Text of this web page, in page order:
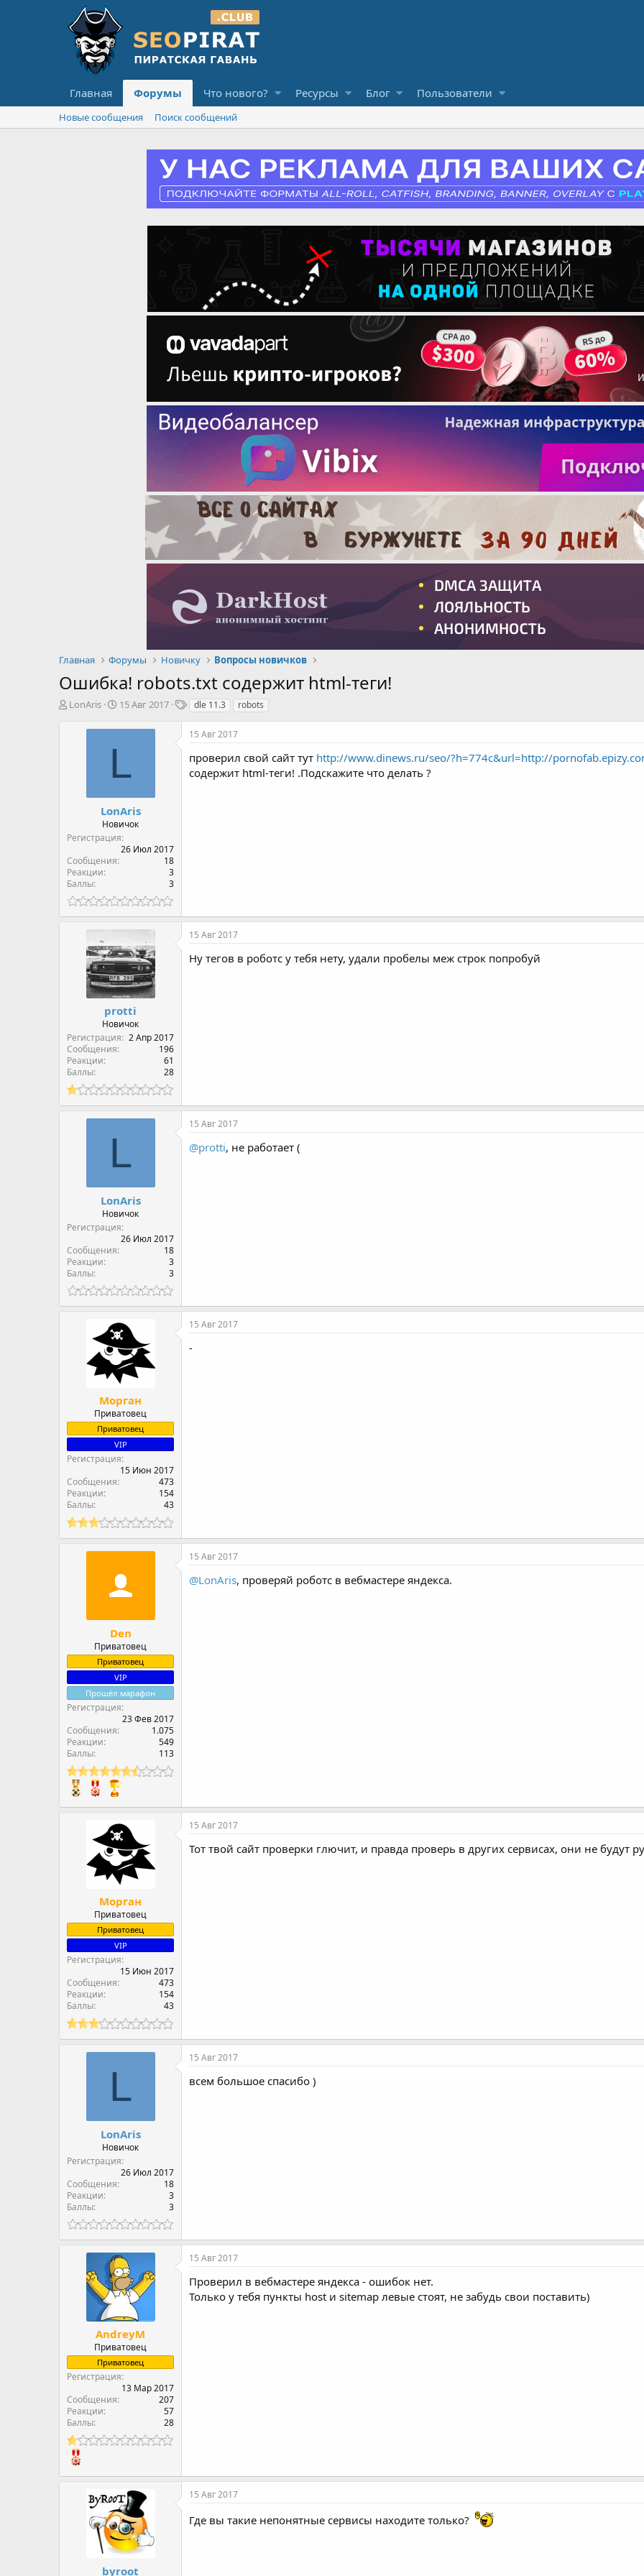
Главная Форумы Что нового? Ресурсы Блог Пользователи
Новые сообщения Поиск сообщений
Главная Форумы Новичку Вопросы новичков
Ошибка! robots.txt содержит html-теги!
АLonAris
Д
т
ч
л
а
15 Авг 2017
Т
г
dle 11.3 robots
L
LonAris
Новичок
Регистрация
26 Июл 2017
Сообщения
18
Реакции
3
Баллы
3
15 Авг 2017
проверил свой сайт тут http://www.dinews.ru/seo/?h=774c&url=http://
содержит html-теги! .Подскажите что делать ?
protti
Новичок
Регистрация
2 Апр 2017
Сообщения
196
Реакции
61
Баллы
28
15 Авг 2017
Ну тегов в роботс у тебя нету, удали пробелы меж строк попробуй
L
LonAris
Новичок
Регистрация
26 Июл 2017
Сообщения
18
Реакции
3
Баллы
3
15 Авг 2017
@protti, не работает (
Морган
Приватовец
Приватовец
VIP
Регистрация
15 Июн 2017
Сообщения
473
Реакции
154
Баллы
43
15 Авг 2017
-
Den
Приватовец
Приватовец
VIP
Прошёл марафон
Регистрация
23 Фев 2017
Сообщения
1.075
Реакции
549
Баллы
113
15 Авг 2017
@LonAris, проверяй роботс в вебмастере яндекса.
Морган
Приватовец
Приватовец
VIP
Регистрация
15 Июн 2017
Сообщения
473
Реакции
154
Баллы
43
15 Авг 2017
Тот твой сайт проверки глючит, и правда проверь в других сервисах, они не будут
L
LonAris
Новичок
Регистрация
26 Июл 2017
Сообщения
18
Реакции
3
Баллы
3
15 Авг 2017
всем большое спасибо )
AndreyM
Приватовец
Приватовец
Регистрация
13 Мар 2017
Сообщения
207
Реакции
57
Баллы
28
15 Авг 2017
Проверил в вебмастере яндекса - ошибок нет.
Только у тебя пункты host и sitemap левые стоят, не забудь свои поставить)
byroot
15 Авг 2017
Где вы такие непонятные сервисы находите только?